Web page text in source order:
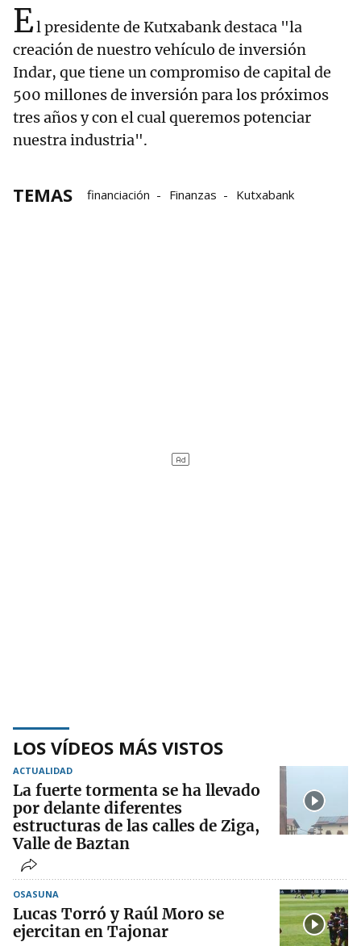
El presidente de Kutxabank destaca "la
creación de nuestro vehículo de inversión
Indar, que tiene un compromiso de capital de
500 millones de inversión para los próximos
tres años y con el cual queremos potenciar
nuestra industria".
TEMAS financiación Finanzas Kutxabank
LOS VÍDEOS MÁS VISTOS
ACTUALIDAD
La fuerte tormenta se ha llevado
por delante diferentes
estructuras de las calles de Ziga,
Valle de Baztan
OSASUNA
Lucas Torró y Raúl Moro se
ejercitan en Tajonar